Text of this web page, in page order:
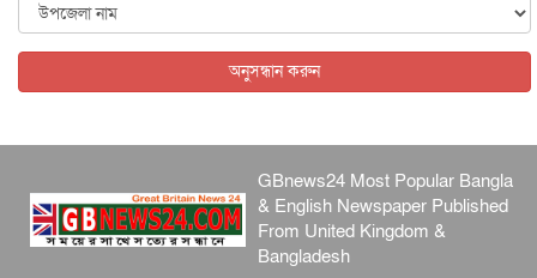
আন্তর্জাতিক ৫ আগস্ট, ২০২৬
অনুসন্ধান করুন
GBnews24 Most Popular Bangla
& English Newspaper Published
From United Kingdom &
Bangladesh